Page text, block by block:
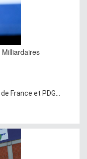
France et PDG...